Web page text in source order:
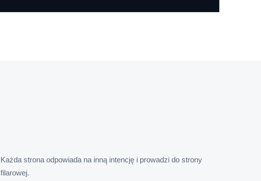
Każda strona odpowiada na inną intencję i prowadzi do strony
filarowej.